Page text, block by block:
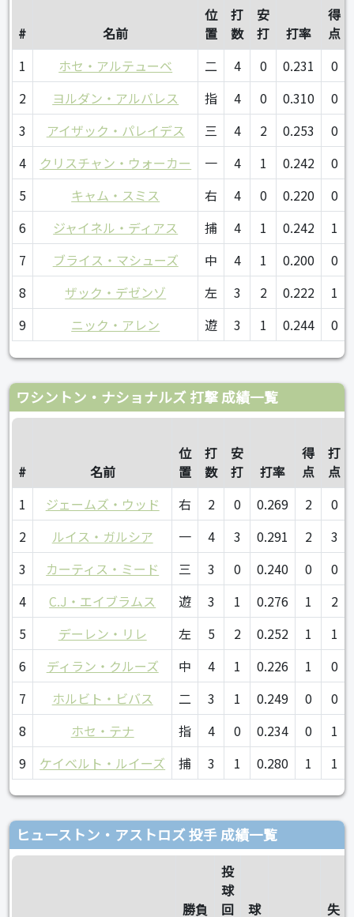
# 名前
位
置
打
数
安
打
打率
得
点
1
ホセ・アルテューベ 二 4 0 0.231
0
2
ヨルダン・アルバレス 指 4 0 0.310
0
3
アイザック・パレイデス 三 4 2 0.253
0
4
クリスチャン・ウォーカー 一 4 1 0.242
0
5
キャム・スミス 右 4 0 0.220
0
6
ジャイネル・ディアス 捕 4 1 0.242
1
7
ブライス・マシューズ 中 4 1 0.200
0
8
ザック・デゼンゾ 左 3 2 0.222
1
9
ニック・アレン 遊 3 1 0.244 0
ワシントン・ナショナルズ 打撃 成績一覧
# 名前
位
置
打
数
安
打
打率
得
点
打
点
1
ジェームズ・ウッド 右 2 0 0.269 2
0
2
ルイス・ガルシア 一 4 3 0.291 2
3
3
カーティス・ミード 三 3 0 0.240 0
0
4
C.J・エイブラムス 遊 3 1 0.276 1
2
5
デーレン・リレ 左 5 2 0.252 1
1
6
ディラン・クルーズ 中 4 1 0.226 1
0
7
ホルビト・ビバス 二 3 1 0.249 0
0
8
ホセ・テナ 指 4 0 0.234 0
1
9
ケイベルト・ルイーズ 捕 3 1 0.280 1 1
ヒューストン・アストロズ 投手 成績一覧
勝負
投
球
回
球
失